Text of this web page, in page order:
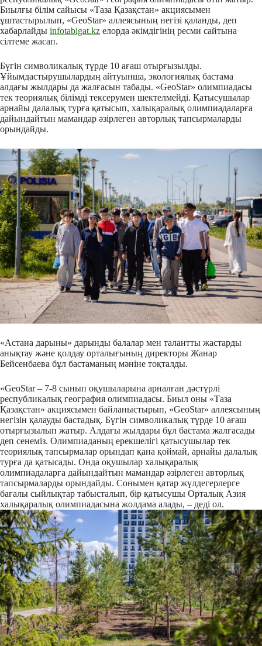
Биылғы білім сайысы «Таза Қазақстан» акциясымен
ұштастырылып, «GeoStar» аллеясының негізі қаланды, деп
хабарлайды infotabigat.kz елорда әкімдігінің ресми сайтына
сілтеме жасап.
Бүгін символикалық түрде 10 ағаш отырғызылды.
Ұйымдастырушылардың айтуынша, экологиялық бастама
алдағы жылдары да жалғасын табады. «GeoStar» олимпиадасы
тек теориялық білімді тексерумен шектелмейді. Қатысушылар
арнайы далалық турға қатысып, халықаралық олимпиадаларға
дайындайтын мамандар әзірлеген авторлық тапсырмаларды
орындайды.
«Астана дарыны» дарынды балалар мен талантты жастарды
анықтау және қолдау орталығының директоры Жанар
Бейсенбаева бұл бастаманың мәніне тоқталды.
«GeoStar – 7-8 сынып оқушыларына арналған дәстүрлі
республикалық география олимпиадасы. Биыл оны «Таза
Қазақстан» акциясымен байланыстырып, «GeoStar» аллеясының
негізін қалауды бастадық. Бүгін символикалық түрде 10 ағаш
отырғызылып жатыр. Алдағы жылдары бұл бастама жалғасады
деп сенеміз. Олимпиаданың ерекшелігі қатысушылар тек
теориялық тапсырмалар орындап қана қоймай, арнайы далалық
турға да қатысады. Онда оқушылар халықаралық
олимпиадаларға дайындайтын мамандар әзірлеген авторлық
тапсырмаларды орындайды. Сонымен қатар жүлдегерлерге
бағалы сыйлықтар табысталып, бір қатысушы Орталық Азия
халықаралық олимпиадасына жолдама алады, – деді ол.